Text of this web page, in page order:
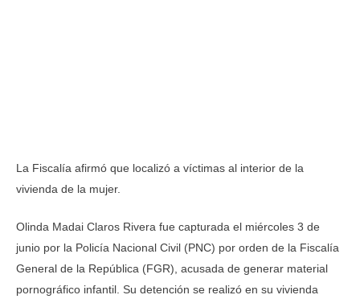
La Fiscalía afirmó que localizó a víctimas al interior de la
vivienda de la mujer.
Olinda Madai Claros Rivera fue capturada el miércoles 3 de
junio por la Policía Nacional Civil (PNC) por orden de la Fiscalía
General de la República (FGR), acusada de generar material
pornográfico infantil. Su detención se realizó en su vivienda